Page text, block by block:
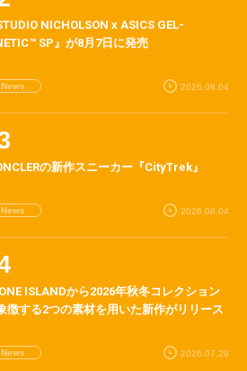
NICHOLSON x ASICS GEL-
SP』が8月7日に発売
News 2026.08.04
の新作スニーカー『CityTrek』
News 2026.08.04
ISLANDから2026年秋冬コレクション
徴する2つの素材を用いた新作がリリース
News 2026.07.29